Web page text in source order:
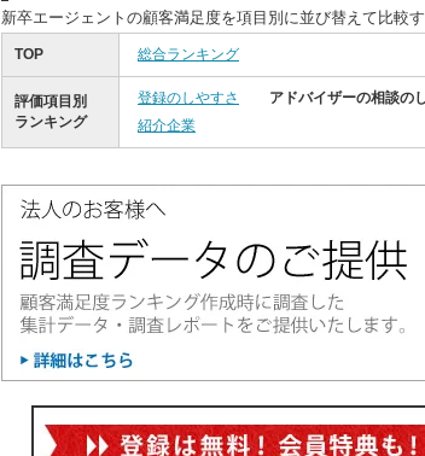
新卒エージェントの顧客満足度を項目別に並び替えて比較す
TOP 総合ランキング
評価項目別
ランキング
登録のしやすさ アドバイザーの相談の
紹介企業